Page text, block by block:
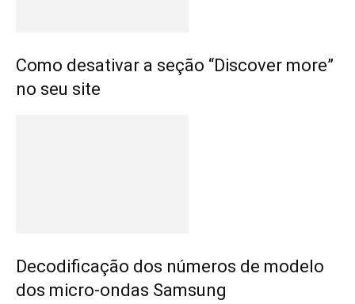
Como desativar a seção “Discover more”
no seu site
Decodificação dos números de modelo
dos micro-ondas Samsung